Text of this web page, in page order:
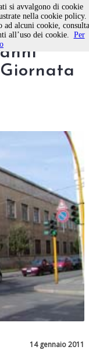
14 gennaio 2011
si avvalgono di cookie
nella cookie policy.
ad alcuni cookie, consulta
all’uso dei cookie. Per